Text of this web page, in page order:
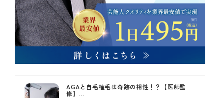
AGAと自毛植毛は奇跡の相性！？【医師監
修】...